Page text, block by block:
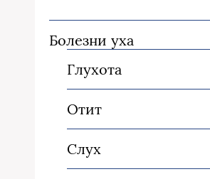
Болезни уха
Глухота
Отит
Слух